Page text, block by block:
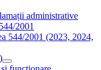
administrative
2001
544/2001 (2023, 2024,